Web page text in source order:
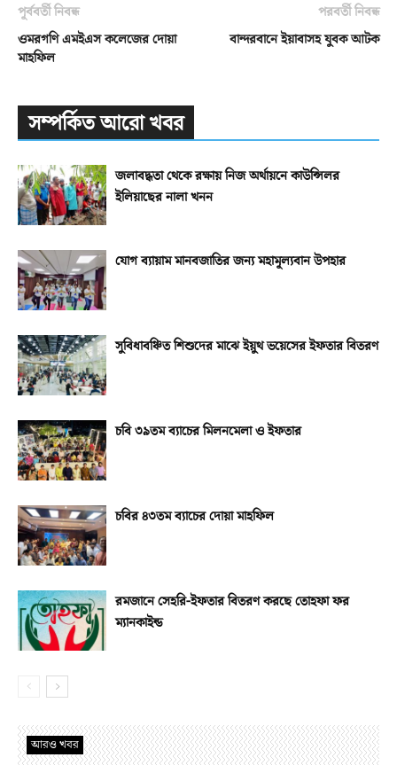
পূর্ববর্তী নিবন্ধ
ওমরগণি এমইএস কলেজের দোয়া
মাহফিল
পরবর্তী নিবন্ধ
বান্দরবানে ইয়াবাসহ যুবক আটক
সম্পর্কিত আরো খবর
জলাবদ্ধতা থেকে রক্ষায় নিজ অর্থায়নে কাউন্সিলর
ইলিয়াছের নালা খনন
যোগ ব্যায়াম মানবজাতির জন্য মহামূল্যবান উপহার
সুবিধাবঞ্চিত শিশুদের মাঝে ইয়ুথ ভয়েসের ইফতার বিতরণ
চবি ৩৯তম ব্যাচের মিলনমেলা ও ইফতার
চবির ৪৩তম ব্যাচের দোয়া মাহফিল
রমজানে সেহরি-ইফতার বিতরণ করছে তোহফা ফর
ম্যানকাইন্ড
আরও খবর